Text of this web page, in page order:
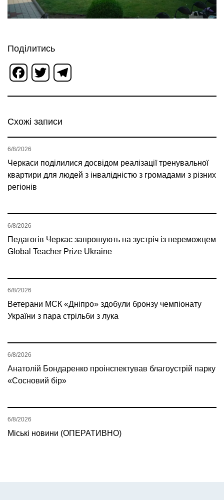
Поділитись
Facebook
Twitter
Схожі записи
Черкаси поділилися досвідом реалізації тренувальної
квартири для людей з інвалідністю з громадами з різних
регіонів
6/8/2026
Педагогів Черкас запрошують на зустріч із переможцем
Global Teacher Prize Ukraine
6/8/2026
Ветерани МСК «Дніпро» здобули бронзу чемпіонату
України з пара стрільби з лука
6/8/2026
Анатолій Бондаренко проінспектував благоустрій парку
«Сосновий бір»
6/8/2026
Міські новини (ОПЕРАТИВНО)
6/8/2026